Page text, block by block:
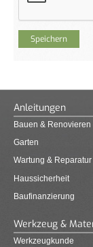
Anleitungen
Bauen & Renovieren
Garten
Wartung & Reparatur
Haussicherheit
Baufinanzierung
Werkzeug &
Werkzeugkunde